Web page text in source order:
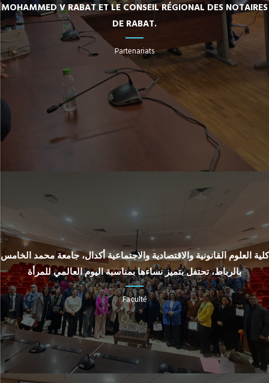
MOHAMMED V RABAT ET LE CONSEIL RÉGIONAL DES NOTAIRES
DE RABAT.
Partenariats
كلية العلوم القانونية والاقتصادية والاجتماعية أكدال، جامعة محمد الخامس
بالرباط، تحتفل بتميز نساءها بمناسبة اليوم العالمي للمرأة
Faculté